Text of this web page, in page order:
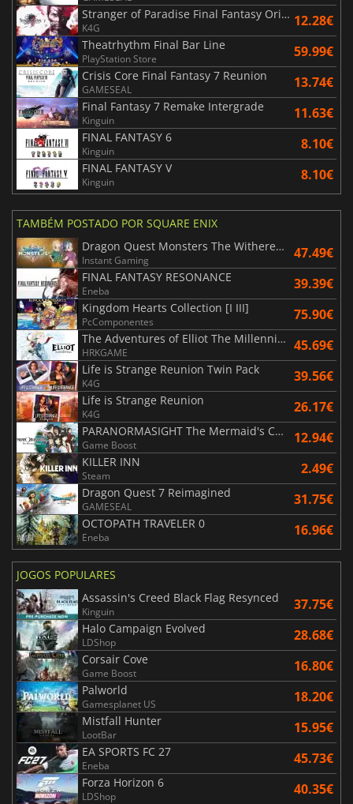
Stranger of Paradise Final Fantasy Origin
K4G 12.28€
Theatrhythm Final Bar Line
PlayStation Store 59.99€
Crisis Core Final Fantasy 7 Reunion
GAMESEAL 13.74€
Final Fantasy 7 Remake Intergrade
Kinguin 11.63€
FINAL FANTASY 6
Kinguin 8.10€
FINAL FANTASY V
Kinguin 8.10€
TAMBÉM POSTADO POR SQUARE ENIX
Dragon Quest Monsters The Withered World
Instant Gaming 47.49€
FINAL FANTASY RESONANCE
Eneba 39.39€
Kingdom Hearts Collection [I III]
PcComponentes 75.90€
The Adventures of Elliot The Millennium Tales
HRKGAME 45.69€
Life is Strange Reunion Twin Pack
K4G 39.56€
Life is Strange Reunion
K4G 26.17€
PARANORMASIGHT The Mermaid's Curse
Game Boost 12.94€
KILLER INN
Steam 2.49€
Dragon Quest 7 Reimagined
GAMESEAL 31.75€
OCTOPATH TRAVELER 0
Eneba 16.96€
JOGOS POPULARES
Assassin's Creed Black Flag Resynced
Kinguin 37.75€
Halo Campaign Evolved
LDShop 28.68€
Corsair Cove
Game Boost 16.80€
Palworld
Gamesplanet US 18.20€
Mistfall Hunter
LootBar 15.95€
EA SPORTS FC 27
Eneba 45.73€
Forza Horizon 6
LDShop 40.35€